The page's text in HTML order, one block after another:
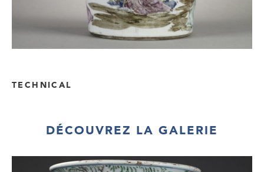
TECHNICAL
DÉCOUVREZ LA GALERIE